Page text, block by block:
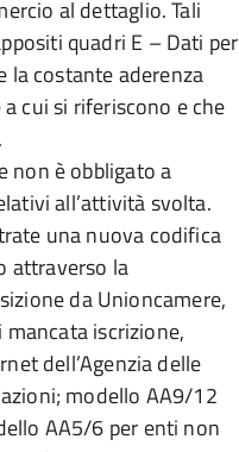
al dettaglio. Tali
quadri E – Dati per
la costante aderenza
cui si riferiscono e che
non è obbligato a
all’attività svolta.
una nuova codifica
attraverso la
da Unioncamere,
iscrizione,
dell’Agenzia delle
modello AA9/12
AA5/6 per enti non